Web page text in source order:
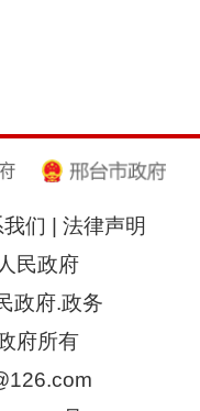
们
法律声明
民政府
政府.政务
府所有